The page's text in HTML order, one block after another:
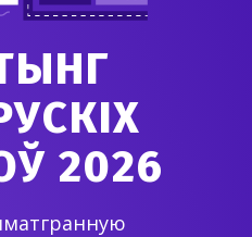
2026